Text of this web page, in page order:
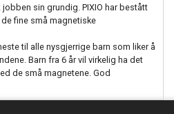
jobben sin grundig. PIXIO har bestått
fine små magnetiske
til alle nysgjerrige barn som liker å
Barn fra 6 år vil virkelig ha det
de små magnetene. God